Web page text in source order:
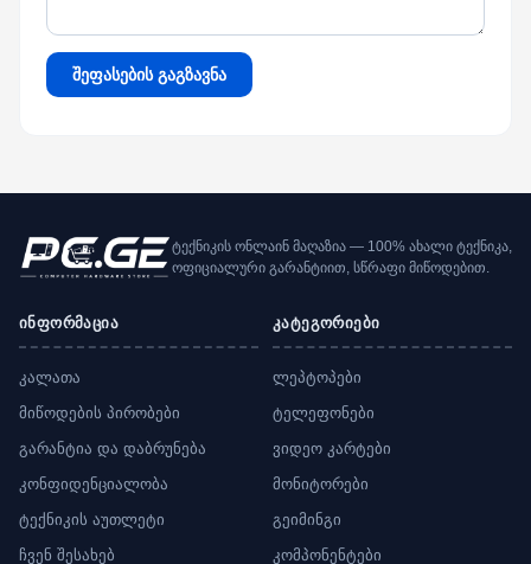
შეფასების გაგზავნა
ტექნიკის ონლაინ მაღაზია — 100% ახალი ტექნიკა,
ოფიციალური გარანტიით, სწრაფი მიწოდებით.
ინფორმაცია
კალათა
მიწოდების პირობები
გარანტია და დაბრუნება
კონფიდენციალობა
ტექნიკის აუთლეტი
ჩვენ შესახებ
კატეგორიები
ლეპტოპები
ტელეფონები
ვიდეო კარტები
მონიტორები
გეიმინგი
კომპონენტები